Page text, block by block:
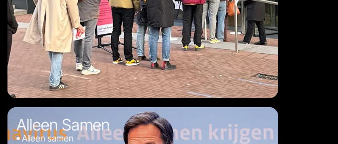
Alleen Samen
Alleen samen